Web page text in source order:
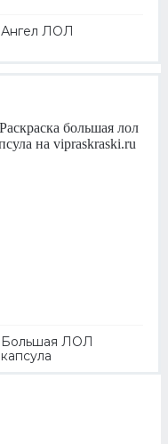
Ангел ЛОЛ
Большая ЛОЛ
капсула